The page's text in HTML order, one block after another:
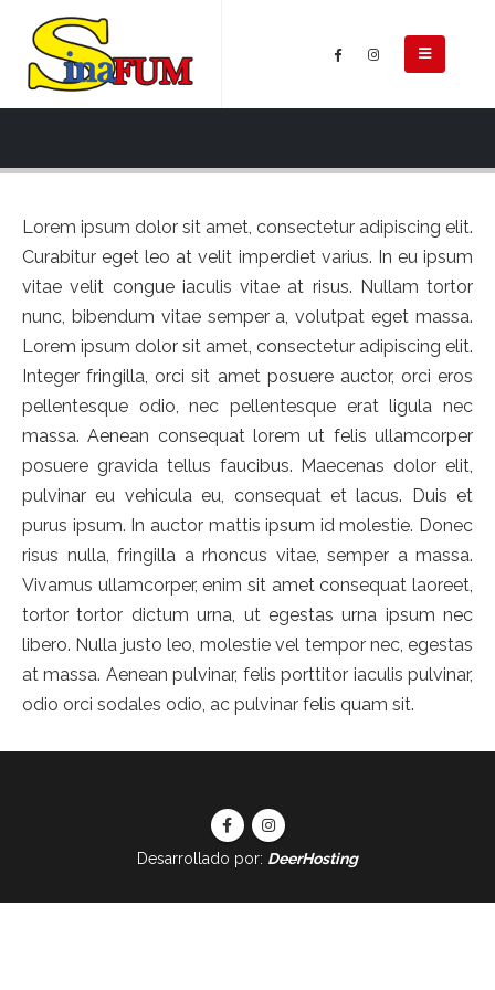
Lorem ipsum dolor sit amet, consectetur adipiscing elit.
Curabitur eget leo at velit imperdiet varius. In eu ipsum
vitae velit congue iaculis vitae at risus. Nullam tortor
nunc, bibendum vitae semper a, volutpat eget massa.
Lorem ipsum dolor sit amet, consectetur adipiscing elit.
Integer fringilla, orci sit amet posuere auctor, orci eros
pellentesque odio, nec pellentesque erat ligula nec
massa. Aenean consequat lorem ut felis ullamcorper
posuere gravida tellus faucibus. Maecenas dolor elit,
pulvinar eu vehicula eu, consequat et lacus. Duis et
purus ipsum. In auctor mattis ipsum id molestie. Donec
risus nulla, fringilla a rhoncus vitae, semper a massa.
Vivamus ullamcorper, enim sit amet consequat laoreet,
tortor tortor dictum urna, ut egestas urna ipsum nec
libero. Nulla justo leo, molestie vel tempor nec, egestas
at massa. Aenean pulvinar, felis porttitor iaculis pulvinar,
odio orci sodales odio, ac pulvinar felis quam sit.
Desarrollado por: DeerHosting